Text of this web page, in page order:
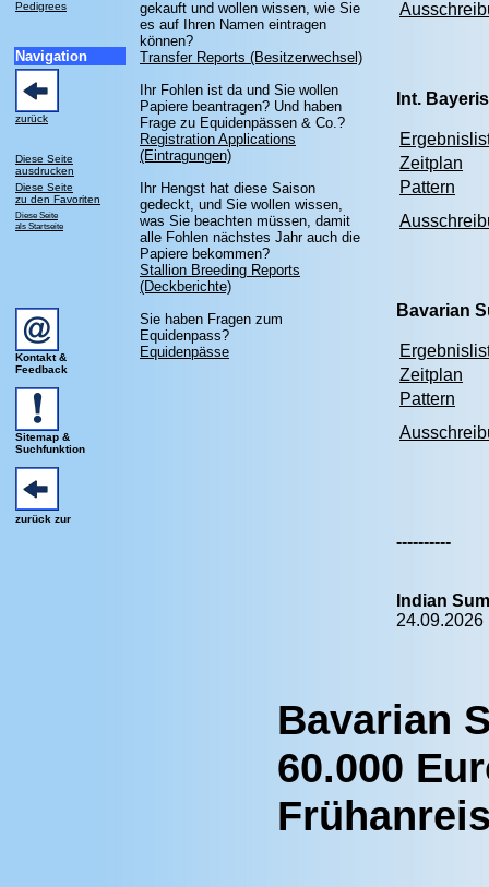
Pedigrees
Navigation
zurück
Diese Seite
ausdrucken
Diese Seite
zu den Favoriten
Diese Seite
als Startseite
Kontakt &
Feedback
Sitemap &
Suchfunktion
zurück zur
gekauft und wollen wissen, wie Sie
es auf Ihren Namen eintragen
können?
Transfer Reports (Besitzerwechsel)
Ihr Fohlen ist da und Sie wollen
Papiere beantragen? Und haben
Frage zu Equidenpässen & Co.?
Registration Applications
(Eintragungen)
Ihr Hengst hat diese Saison
gedeckt, und Sie wollen wissen,
was Sie beachten müssen, damit
alle Fohlen nächstes Jahr auch die
Papiere bekommen?
Stallion Breeding Reports
(Deckberichte)
Sie haben Fragen zum
Equidenpass?
Equidenpässe
Int.
Zeitplan
Pattern
Bavarian
Zeitplan
Pattern
----------
Indian
24.09.2026
Bavarian
60.000